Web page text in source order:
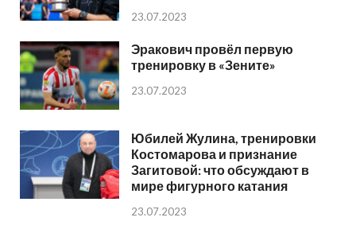
23.07.2023
Эракович провёл первую
тренировку в «Зените»
23.07.2023
Юбилей Жулина, тренировки
Костомарова и признание
Загитовой: что обсуждают в
мире фигурного катания
23.07.2023